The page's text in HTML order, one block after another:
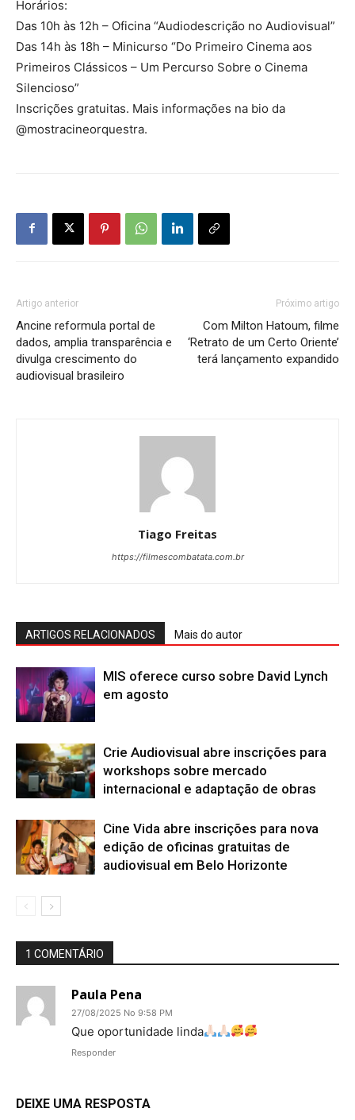
Horários:
Das 10h às 12h – Oficina “Audiodescrição no Audiovisual”
Das 14h às 18h – Minicurso “Do Primeiro Cinema aos
Primeiros Clássicos – Um Percurso Sobre o Cinema
Silencioso”
Inscrições gratuitas. Mais informações na bio da
@mostracineorquestra.
Artigo anterior
Ancine reformula portal de
dados, amplia transparência e
divulga crescimento do
audiovisual brasileiro
Próximo artigo
Com Milton Hatoum, filme
‘Retrato de um Certo Oriente’
terá lançamento expandido
Tiago Freitas
https://filmescombatata.com.br
ARTIGOS RELACIONADOS Mais do autor
MIS oferece curso sobre David Lynch
em agosto
Crie Audiovisual abre inscrições para
workshops sobre mercado
internacional e adaptação de obras
Cine Vida abre inscrições para nova
edição de oficinas gratuitas de
audiovisual em Belo Horizonte
1 COMENTÁRIO
Paula Pena
27/08/2025 No 9:58 PM
Que oportunidade linda
Responder
DEIXE UMA RESPOSTA